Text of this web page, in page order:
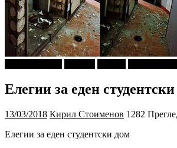
Елегии за еден
13/03/2018 Кирил Стоименов 1282
Елегии за еден студентски дом